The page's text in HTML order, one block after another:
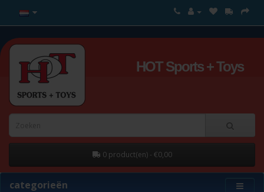
HOT Sports + Toys
0 product(en) - €0,00
categorieën